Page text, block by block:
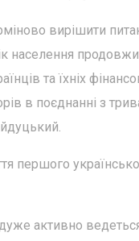
вирішити
населення
та їхніх
в поєднанні з
першого
активно